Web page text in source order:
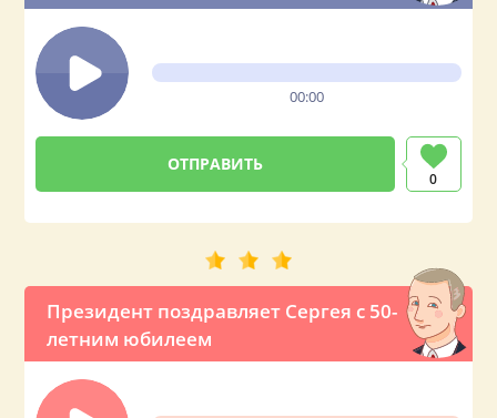
00:00
0
Президент поздравляет Сергея с 50-
летним юбилеем